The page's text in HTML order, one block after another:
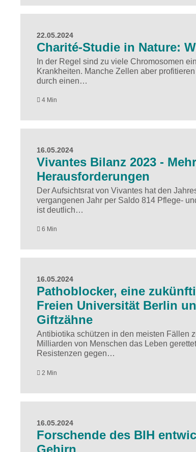
22.05.2024
Charité-Studie in Nature:
In der Regel sind zu viele Chromosomen
Krankheiten. Manche Zellen aber
durch einen…
4 Min
16.05.2024
Vivantes Bilanz 2023 -
Herausforderungen
Der Aufsichtsrat von Vivantes hat den
vergangenen Jahr per Saldo 814 Pflege-
ist deutlich…
6 Min
16.05.2024
Pathoblocker, eine
Freien Universität Berlin
Giftzähne
Antibiotika schützen in den meisten Fällen
Milliarden von Menschen das Leben
Resistenzen gegen…
2 Min
16.05.2024
Forschende des BIH
Gehirn